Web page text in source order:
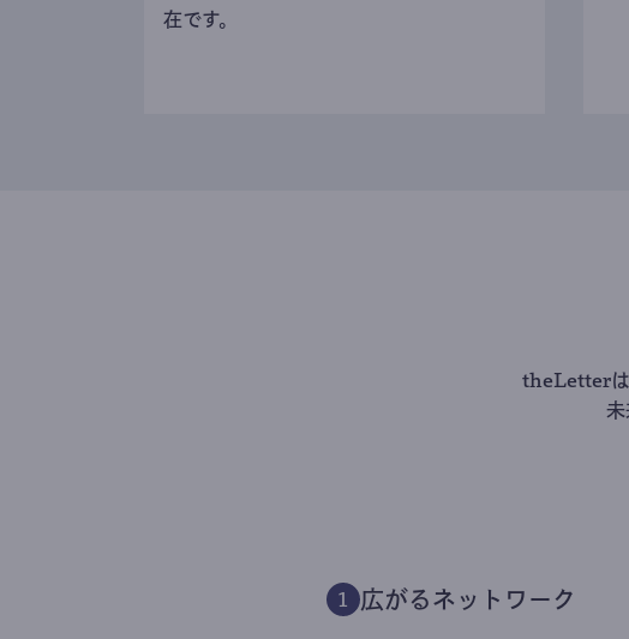
在です。
theLetterは
未
1 広がるネットワーク